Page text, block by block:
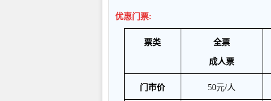
优惠门票:
票类 全票
成人票
门市价 50元/人